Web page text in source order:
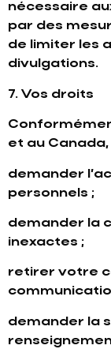
nécessaire
par des
de limiter les
divulgations.
7. Vos droits
et au
demander
personnels ;
demander la
inexactes ;
retirer votre
demander la